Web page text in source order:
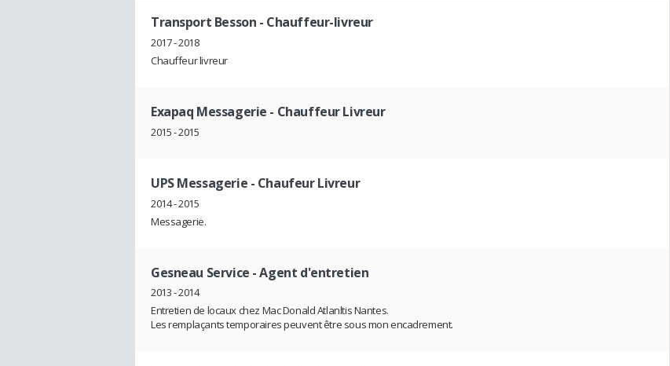
Transport Besson - Chauffeur-livreur
2017 - 2018
Chauffeur livreur
Exapaq Messagerie - Chauffeur Livreur
2015 - 2015
UPS Messagerie - Chaufeur Livreur
2014 - 2015
Messagerie.
Gesneau Service - Agent d'entretien
2013 - 2014
Entretien de locaux chez Mac Donald Atlanltis Nantes.
Les remplaçants temporaires peuvent être sous mon encadrement.